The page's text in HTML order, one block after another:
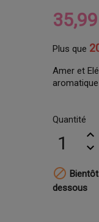
Plus que
Amer et
Quantité

dessous